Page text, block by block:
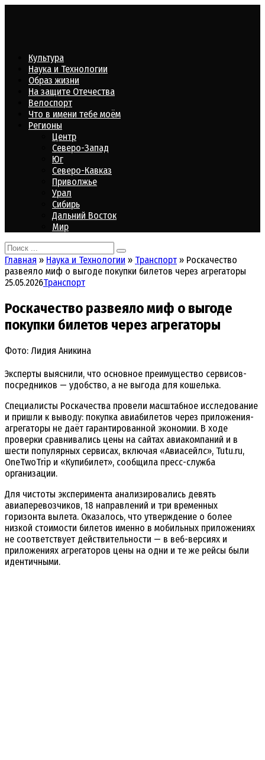
Культура
Наука и Технологии
Образ жизни
На защите Отечества
Велоспорт
Что в имени тебе моём
Регионы
Центр
Северо-Запад
Юг
Северо-Кавказ
Приволжье
Урал
Сибирь
Дальний Восток
Мир
Search
for:
Главная » Наука и Технологии » Транспорт » Роскачество
развеяло миф о выгоде покупки билетов через агрегаторы
25.05.2026Транспорт
Роскачество развеяло миф о выгоде
покупки билетов через агрегаторы
Фото: Лидия Аникина
Эксперты выяснили, что основное преимущество сервисов-
посредников — удобство, а не выгода для кошелька.
Специалисты Роскачества провели масштабное исследование
и пришли к выводу: покупка авиабилетов через приложения-
агрегаторы не даёт гарантированной экономии. В ходе
проверки сравнивались цены на сайтах авиакомпаний и в
шести популярных сервисах, включая «Авиасейлс», Tutu.ru,
OneTwoTrip и «Купибилет», сообщила пресс-служба
организации.
Для чистоты эксперимента анализировались девять
авиаперевозчиков, 18 направлений и три временных
горизонта вылета. Оказалось, что утверждение о более
низкой стоимости билетов именно в мобильных приложениях
не соответствует действительности — в веб-версиях и
приложениях агрегаторов цены на одни и те же рейсы были
идентичными.